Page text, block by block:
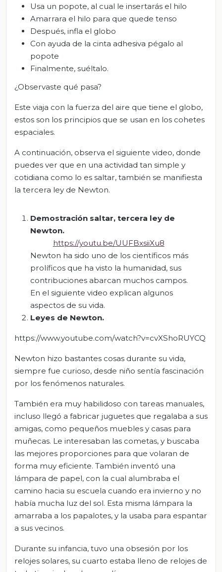
Usa un popote, al cual le insertarás el hilo
Amarrara el hilo para que quede tenso
Después, infla el globo
Con ayuda de la cinta adhesiva pégalo al
popote
Finalmente, suéltalo.
¿Observaste qué pasa?
Este viaja con la fuerza del aire que tiene el globo,
estos son los principios que se usan en los cohetes
espaciales.
A continuación, observa el siguiente video, donde
puedes ver que en una actividad tan simple y
cotidiana como lo es saltar, también se manifiesta
la tercera ley de Newton.
Demostración saltar, tercera ley de
Newton.
https://youtu.be/UUFBxsiiXu8
Newton ha sido uno de los científicos más
prolíficos que ha visto la humanidad, sus
contribuciones abarcan muchos campos.
En el siguiente video explican algunos
aspectos de su vida.
Leyes de Newton.
https://www.youtube.com/watch?v=cvXShoRUYCQ
Newton hizo bastantes cosas durante su vida,
siempre fue curioso, desde niño sentía fascinación
por los fenómenos naturales.
También era muy habilidoso con tareas manuales,
incluso llegó a fabricar juguetes que regalaba a sus
amigas, como pequeños muebles y casas para
muñecas. Le interesaban las cometas, y buscaba
las mejores proporciones para que volaran de
forma muy eficiente. También inventó una
lámpara de papel, con la cual alumbraba el
camino hacia su escuela cuando era invierno y no
había mucha luz del sol. Esta misma lámpara la
amarraba a los papalotes, y la usaba para espantar
a sus vecinos.
Durante su infancia, tuvo una obsesión por los
relojes solares, su cuarto estaba lleno de relojes de